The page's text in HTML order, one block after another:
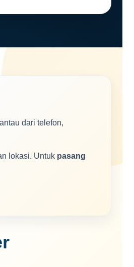
dari telefon,
lokasi. Untuk pasang